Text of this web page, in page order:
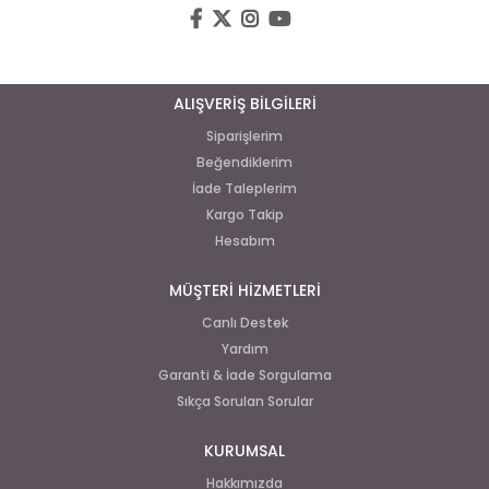
ALIŞVERİŞ BİLGİLERİ
Siparişlerim
Beğendiklerim
İade Taleplerim
Kargo Takip
Hesabım
MÜŞTERİ HİZMETLERİ
Canlı Destek
Yardım
Garanti & İade Sorgulama
Sıkça Sorulan Sorular
KURUMSAL
Hakkımızda